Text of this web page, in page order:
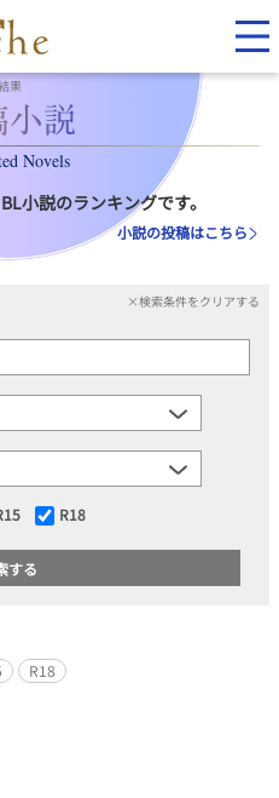
果
Novels
小説のランキングです。
小説の投稿はこちら
×検索条件をクリアする
R18
R18